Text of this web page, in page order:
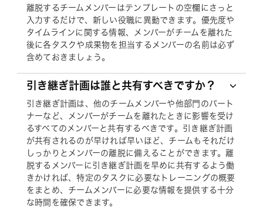
離脱するチームメンバーはテンプレートの空欄にさっと
入力するだけで、新しい役職に異動できます。優先度や
タイムラインに関する情報、メンバーがチームを離れた
後に各タスクや成果物を担当するメンバーの名前は必ず
含めておきましょう。
引き継ぎ計画は誰と共有すべきですか？
引き継ぎ計画は、他のチームメンバーや他部門のパート
ナーなど、メンバーがチームを離れたときに影響を受け
るすべてのメンバーと共有するべきです。引き継ぎ計画
が共有されるのが早ければ早いほど、チームもそれだけ
しっかりとメンバーの離脱に備えることができます。離
脱するメンバーに引き継ぎ計画を早めに共有するよう働
きかければ、特定のタスクに必要なトレーニングの概要
をまとめ、チームメンバーに必要な情報を提供する十分
な時間を確保できます。